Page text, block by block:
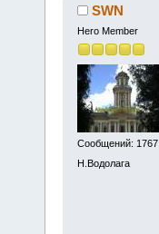
SWN
Hero Member
Сообщений: 1767
Н.Водолага